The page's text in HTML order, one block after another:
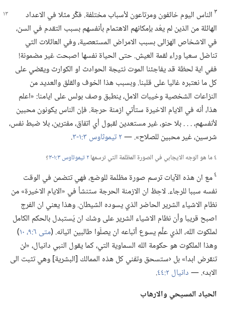
٣ الناس اليوم خائفون ومرتاعون لأسباب مختلفة.‏ فكِّر مثلا في الاعداد
الهائلة من الذين لم يعُد بإمكانهم الاهتمام بأنفسهم بسبب التقدم في السن،‏
في الاشخاص الهزالى بسبب الامراض المستعصية،‏ وفي العائلات التي
تناضل سعيا وراء لقمة العيش.‏ حتى الحياة نفسها اصبحت غير مضمونة!‏
ففي اية لحظة قد يفاجئنا الموت نتيجة الحوادث او الكوارث ويقضي على
كل ما نعتبره غاليا على قلبنا.‏ وبسبب هذا الخوف والقلق والعديد من
النزاعات الشخصية وخيبات الامل،‏ ينطبق وصف بولس على ايامنا:‏ «اعلم
هذا،‏ أنه في الايام الاخيرة ستأتي ازمنة حرجة.‏ فإن الناس يكونون محبين
لأنفسهم،‏ .‏ .‏ .‏ بلا حنو،‏ غير مستعدين لقبول أي اتفاق،‏ مفترين،‏ بلا ضبط نفس،‏
شرسين،‏ غير محبين للصلاح».‏ —‏٢ تيموثاوس ٣:‏١-‏٣ ‏.‏
٤ ما هو الوجه الايجابي في الصورة المظلمة التي ترسمها ٢ تيموثاوس ٣:‏١-‏٣
‏؟‏
٤مع ان هذه الآيات ترسم صورة مظلمة للوضع،‏ فهي تتضمن في الوقت
نفسه سببا للرجاء.‏ لاحِظ ان الازمنة الحرجة ستنشأ في «الايام الاخيرة» من
نظام الاشياء الشرير الحاضر الذي يسوده الشيطان.‏ وهذا يعني ان الفرج
اصبح قريبا وأن نظام الاشياء الشرير على وشك ان يُستبدل بالحكم الكامل
لملكوت الله،‏ الذي علَّم يسوع أتباعه ان يصلّوا طالبين اتيانه.‏ (‏متى ٦:‏٩،‏ ١٠
‏)‏
وهذا الملكوت هو حكومة الله السماوية التي،‏ كما يقول النبي دانيال،‏ «لن
تنقرض ابدا» بل ‹ستسحق وتفني كل هذه الممالك [البشرية] وهي تثبت الى
الابد›.‏ —‏دانيال ٢:‏٤٤
‏.‏
الحياد المسيحي والارهاب